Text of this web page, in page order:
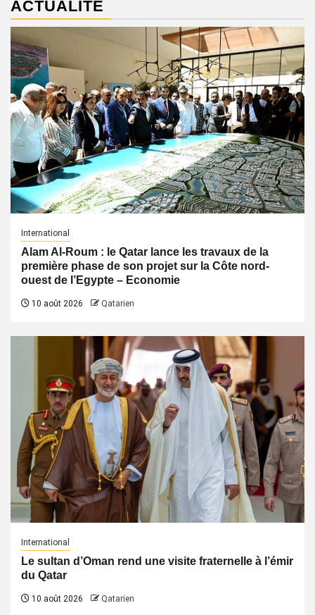
ACTUALITÉ
International
Alam Al-Roum : le Qatar lance les travaux de la
première phase de son projet sur la Côte nord-
ouest de l’Egypte – Economie
10 août 2026 Qatarien
International
Le sultan d’Oman rend une visite fraternelle à l’émir
du Qatar
10 août 2026 Qatarien